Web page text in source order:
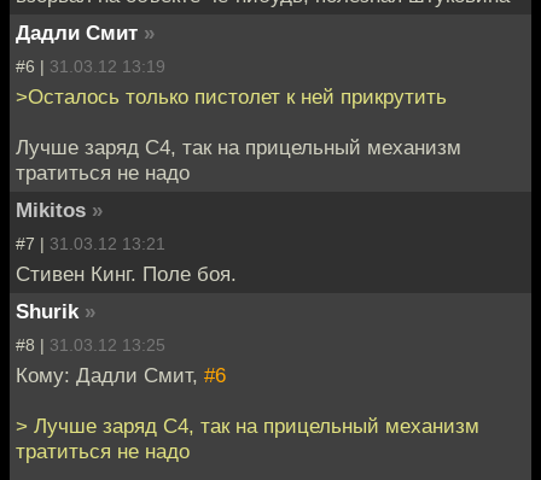
Дадли Смит »
#6 | 31.03.12 13:19
>Осталось только пистолет к ней прикрутить
Лучше заряд С4, так на прицельный механизм
тратиться не надо
Mikitos »
#7 | 31.03.12 13:21
Стивен Кинг. Поле боя.
Shurik »
#8 | 31.03.12 13:25
Кому: Дадли Смит, #6
> Лучше заряд С4, так на прицельный механизм
тратиться не надо